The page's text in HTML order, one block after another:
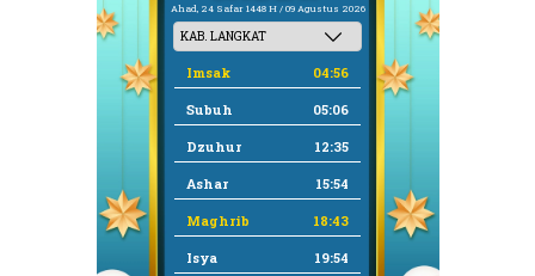
Ahad, 24 Safar 1448 H / 09 Agustus 2026
Imsak 04:56
Subuh 05:06
Dzuhur 12:35
Ashar 15:54
Maghrib 18:43
Isya 19:54